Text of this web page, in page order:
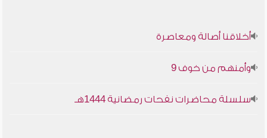
أخلاقنا أصالة ومعاصرة
وأمنهم من خوف 9
سلسلة محاضرات نفحات رمضانية 1444هـ